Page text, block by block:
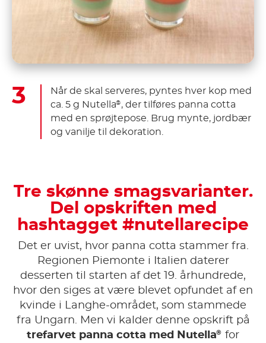
Når de skal serveres, pyntes hver kop med
ca. 5 g Nutella® , der tilføres panna cotta
med en sprøjtepose. Brug mynte, jordbær
og vanilje til dekoration.
Tre skønne smagsvarianter.
Del opskriften med
hashtagget #nutellarecipe
Det er uvist, hvor panna cotta stammer fra.
Regionen Piemonte i Italien daterer
desserten til starten af det 19. århundrede,
hvor den siges at være blevet opfundet af en
kvinde i Langhe-området, som stammede
fra Ungarn. Men vi kalder denne opskrift på
trefarvet panna cotta med Nutella® for